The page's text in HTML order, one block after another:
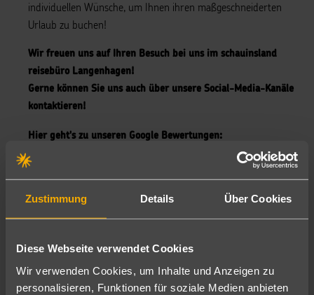
Zustimmung Details Über Cookies
Diese Webseite verwendet Cookies
Wir verwenden Cookies, um Inhalte und Anzeigen zu
personalisieren, Funktionen für soziale Medien anbieten
individuellen Wünsche, um Ihnen ihren maßgeschneiderten
Urlaub zu buchen!
Wir freuen uns auf Ihren Besuch bei uns im schauinsland
reisebüro Langenhagen!
Gerne können Sie uns auch über unsere Social-Media-Kanäle
kontaktieren!
Hier geht's zu unseren Google Bewertungen:
Unser Team
Reiseberichte